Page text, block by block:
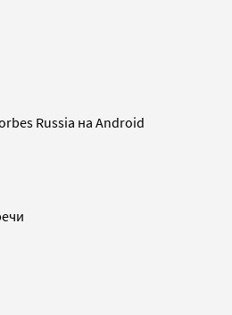
Russia на Android